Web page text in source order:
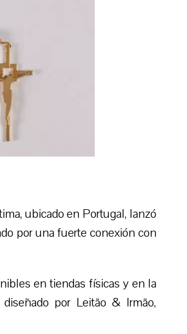
ubicado en Portugal, lanzó
por una fuerte conexión con
en tiendas físicas y en la
por Leitão & Irmão,